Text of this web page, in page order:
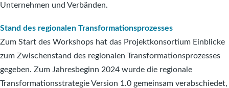
Unternehmen und Verbänden.
Stand des regionalen Transformationsprozesses
Zum Start des Workshops hat das Projektkonsortium Einblicke
zum Zwischenstand des regionalen Transformationsprozesses
gegeben. Zum Jahresbeginn 2024 wurde die regionale
Transformationsstrategie Version 1.0 gemeinsam verabschiedet,